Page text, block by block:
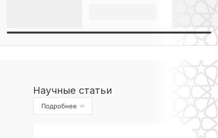
Научные статьи
Подробнее ›››